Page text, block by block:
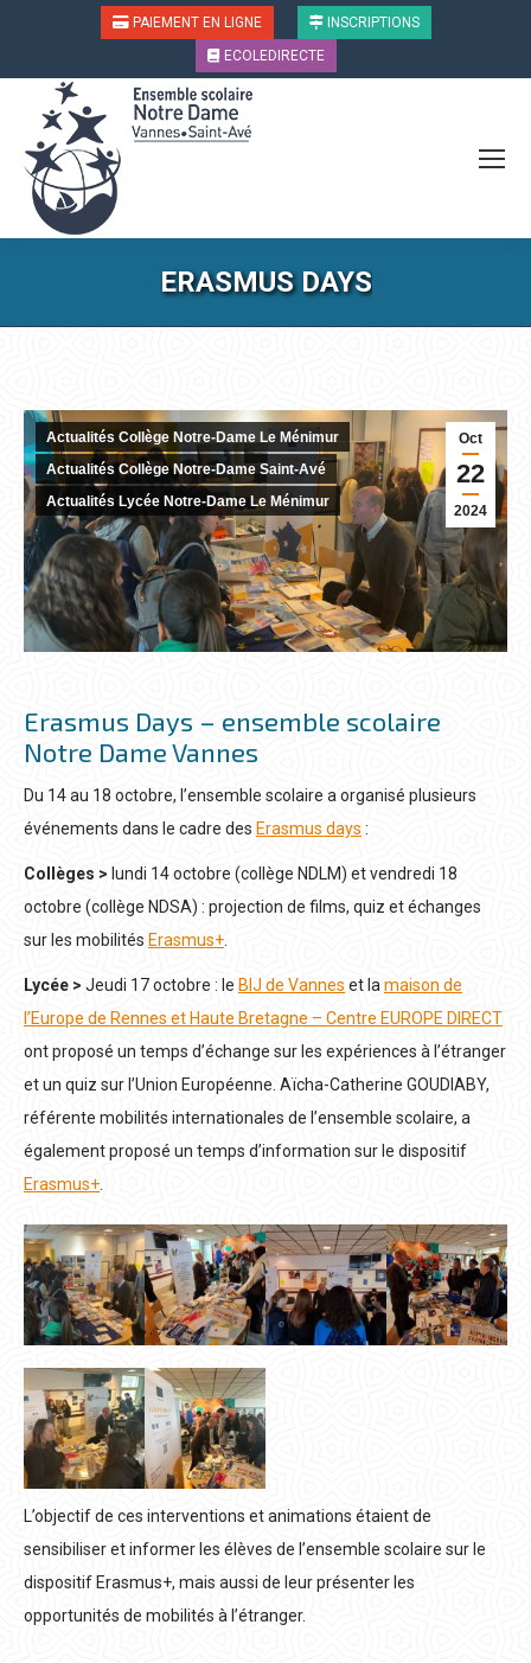
PAIEMENT EN LIGNE
INSCRIPTIONS
ECOLEDIRECTE
ERASMUS DAYS
Oct
22
2024
Actualités Collège Notre-Dame Le Ménimur
Actualités Collège Notre-Dame Saint-Avé
Actualités Lycée Notre-Dame Le Ménimur
Erasmus Days – ensemble scolaire
Notre Dame Vannes
Du 14 au 18 octobre, l’ensemble scolaire a organisé plusieurs
événements dans le cadre des Erasmus days :
Collèges > lundi 14 octobre (collège NDLM) et vendredi 18
octobre (collège NDSA) : projection de films, quiz et échanges
sur les mobilités Erasmus+
Lycée > Jeudi 17 octobre : le BIJ de Vannes et la maison de
l’Europe de Rennes et Haute Bretagne – Centre EUROPE DIRECT
ont proposé un temps d’échange sur les expériences à l’étranger
et un quiz sur l’Union Européenne. Aïcha-Catherine GOUDIABY,
référente mobilités internationales de l’ensemble scolaire, a
également proposé un temps d’information sur le dispositif
Erasmus+
L’objectif de ces interventions et animations étaient de
sensibiliser et informer les élèves de l’ensemble scolaire sur le
dispositif Erasmus+, mais aussi de leur présenter les
opportunités de mobilités à l’étranger.